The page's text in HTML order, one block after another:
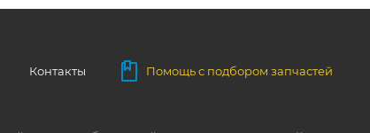
Контакты Помощь с подбором запчастей